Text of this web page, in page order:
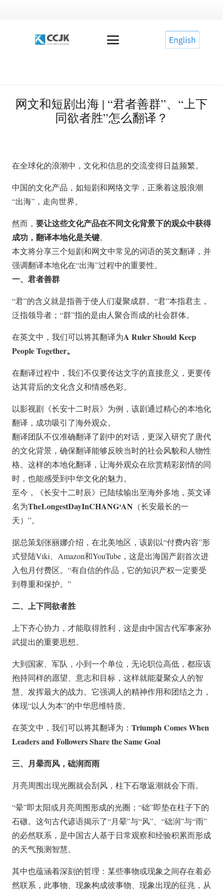
网文和短剧出海 | “君者善群”、“上下
同欲者胜”怎么翻译？
在全球化的浪潮中，文化和信息的交流变得日益频繁。
中国的文化产品，如短剧和网络文学，正乘着这股浪潮
“出海”，走向世界。
然而， 要让这些文化产品在不同文化背景下的观众中获得
成功，翻译本地化是关键。
本文将分享三个短剧和网文中常见的词语的英文翻译，并
强调翻译本地化在“出海”过程中的重要性。
一、君者善群
“君”的含义就是指善于使人们凝聚成群。“君”本指君主，
泛指领导者；“群”指的是由人聚合而成的社会群体。
在英文中，我们可以将其翻译为A Ruler Should Keep
People Together。
在翻译过程中，我们不仅要传达文字的直接意义，更要传
达其背后的文化含义和情感色彩。
以影视剧《长安十二时辰》为例，该剧通过精心的本地化
翻译，成功吸引了海外观众。
翻译团队不仅准确翻译了剧中的对话，更深入研究了唐代
的文化背景，确保翻译能够反映当时的社会风貌和人物性
格。这样的本地化翻译，让海外观众在欣赏精彩剧情的同
时，也能感受到中华文化的魅力。
至今，《长安十二时辰》已陆续输出至海外多地，英文译
名为TheLongestDayInCHANG‘AN （长安最长的一
天）”。
据总策划张丽娜介绍，在北美地区，该剧以“付费内容”形
式登陆Viki、Amazon和YouTube，这是出海国产剧首次进
入包月付费区。“有自信的作品，它的知识产权一定要受
到尊重和保护。”
二、上下同欲者胜
上下齐心协力，才能取得胜利，这是由中国古代军事家孙
武提出的重要思想。
大到国家、军队，小到一个单位，无论职位高低，都应该
抱持同样的愿望、意志和目标，这样就能凝聚众人的智
慧、发挥最大的战力。它强调人的精神作用和团结之力，
体现“以人为本”的中华思维特质。
在英文中，我们可以将其翻译为： Triumph Comes When
Leaders and Followers Share the Same Goal
三、月晕而风，础润而雨
月亮周围出现光圈就会刮风，柱下石墩返潮就会下雨。
“晕”即太阳或月亮周围形成的光圈；“础”即垫在柱子下的
石礅。这句古代谚语揭示了“月晕”与“风”、“础润”与“雨”
的必然联系，是中国古人基于日常观察和经验积累而形成
的天气预测智慧。
其中也蕴涵着深刻的哲理：某些事物或现象之间存在着必
然联系，此事物、现象构成彼事物、现象出现的征兆，从